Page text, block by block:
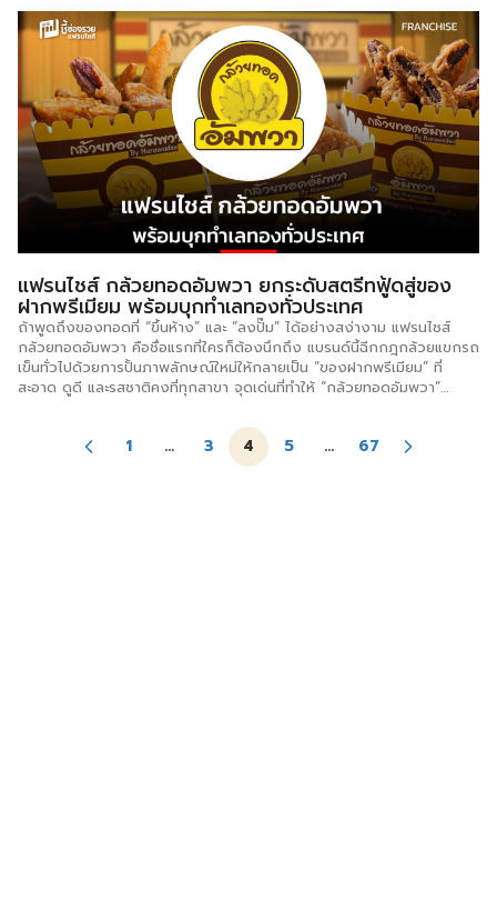
ทีมวาฬมองว่าตลาดชานมในระดับภูมิภาคและทั่วประเทศยังมีพื้นที่ว่างอีกมาก
วาฬจึงแทรกตัวในตลาดและเติบโตได้ ด้วยความแตกต่างที่วางแบรนด์
คาแรคเตอร์และตำแหน่งทางการตลาดที่มีเอกลักษณ์เฉพาะตัว นั่นก็คือ ภาพ
ลักษณ์แบรนด์ระดับพรีเมียม แต่ราคาคนธรรมดาจับต้องได้! จุดเด่นของ
แบรนด์วาฬ ราคาที่ทุกคนเข้าถึงได้ เครื่องดื่มเริ่มต้นเพียง 19 บาท ซึ่งเป็น
ราคาที่แข่งขันได้ในทุกทำเล ไม่ว่าจะชุมชน ตลาด หรือหน้าโรงเรียน บุคลิก
แบรนด์แบบญี่ปุ่น โดนใจวัยรุ่น วาฬถูกสร้างให้มีแบรนด์คาแรคเตอร์น่ารักแบบ
ญี่ปุ่น ทำให้มี impact ดึงดูดลูกค้าให้อยากลองซื้อ ลองชิม และอยากรู้ว่ามี
เมนูอะไรบ้างเพราะเครื่องดื่มเป็นสินค้าที่ต้องสร้างประสบการณ์ตรงให้ลูกค้า
รู้สึกเชื่อมโยงกับแบรนด์ วัตถุดิบคุณภาพ นำเข้าจากไต้หวัน […]
แฟรนไชส์ กล้วยทอดอัมพวา ยกระดับสตรีทฟู้ดสู่ของ
ฝากพรีเมียม พร้อมบุกทำเลทองทั่วประเทศ
ถ้าพูดถึงของทอดที่ “ขึ้นห้าง” และ “ลงปั๊ม” ได้อย่างสง่างาม แฟรนไชส์
กล้วยทอดอัมพวา คือชื่อแรกที่ใครก็ต้องนึกถึง แบรนด์นี้ฉีกกฎกล้วยแขกรถ
เข็นทั่วไปด้วยการปั้นภาพลักษณ์ใหม่ให้กลายเป็น “ของฝากพรีเมียม” ที่
สะอาด ดูดี และรสชาติคงที่ทุกสาขา จุดเด่นที่ทำให้ “กล้วยทอดอัมพวา”
ครองใจผู้บริโภค สูตรแป้งลับเฉพาะ กรอบนานเป็นพิเศษและที่สำคัญคือ “ไม่
แตกต่าง นอกจากกล้วยแขก เผือก มัน ฟักทองทอดแล้ว ยังมี “กล้วยตาก
อบน้ำผึ้งทอด” เมนูชูโรงที่หาทานจากที่อื่นได้ยาก สร้างมูลค่าเพิ่มให้สินค้าได้
1 3 4 5 67